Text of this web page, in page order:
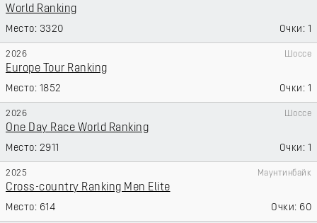
World Ranking
3320 1
2026 Шоссе
Europe Tour Ranking
1852 1
2026 Шоссе
One Day Race World Ranking
2911 1
2025 Маунтинбайк
Cross-country Ranking Men Elite
614 60